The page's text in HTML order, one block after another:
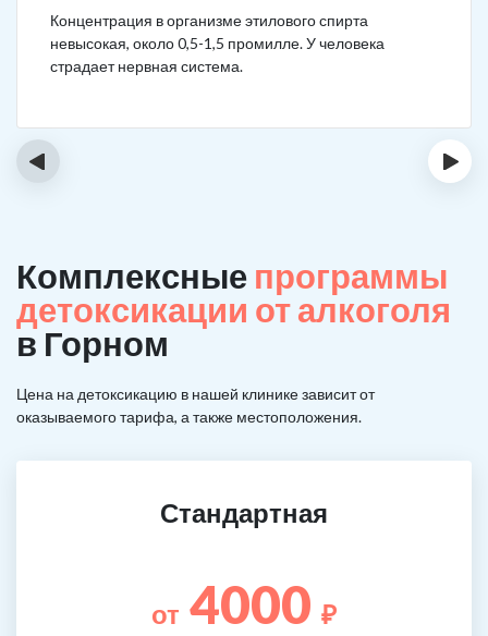
Концентрация в организме этилового спирта
невысокая, около 0,5-1,5 промилле. У человека
страдает нервная система.
‹ ›
Комплексные программы
детоксикации от алкоголя
в Горном
Цена на детоксикацию в нашей клинике зависит от
оказываемого тарифа, а также местоположения.
Стандартная
от 4000 ₽